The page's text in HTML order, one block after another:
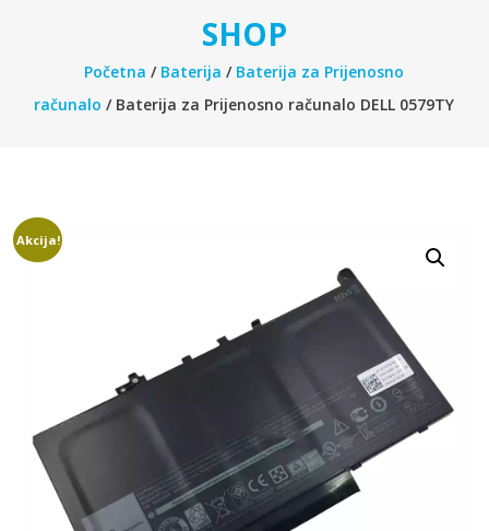
SHOP
Početna / Baterija / Baterija za Prijenosno
računalo / Baterija za Prijenosno računalo DELL 0579TY
Akcija!